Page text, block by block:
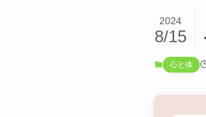
2024
8/15
心と体